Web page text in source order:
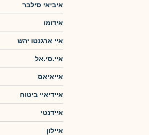
איביאי סילבר
אידומו
איי ארגנטו יהש
איי.סי.אל
אייאיאס
איידיאיי ביטוח
איידנטי
איילון